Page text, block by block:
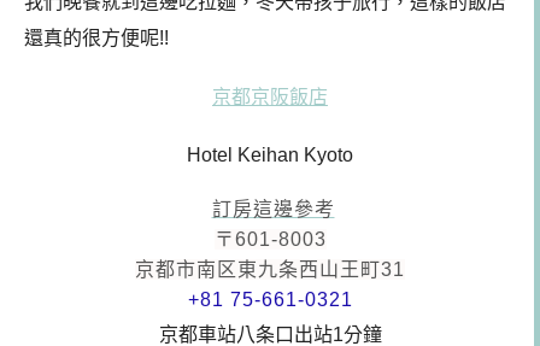
還真的很方便呢!!
京都京阪飯店
Hotel Keihan Kyoto
訂房這邊參考
〒601-8003
京都市南区東九条西山王町31
+81 75-661-0321
京都車站八条口出站1分鐘